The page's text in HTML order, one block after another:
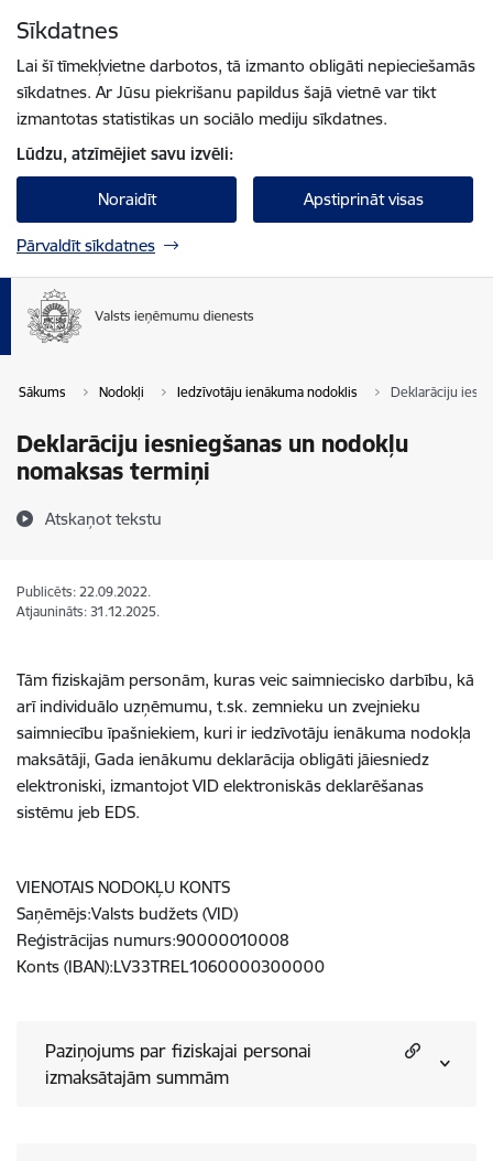
Sīkdatnes
Lai šī tīmekļvietne darbotos, tā izmanto obligāti nepieciešamās
sīkdatnes. Ar Jūsu piekrišanu papildus šajā vietnē var tikt
izmantotas statistikas un sociālo mediju sīkdatnes.
Lūdzu, atzīmējiet savu izvēli:
Noraidīt Apstiprināt visas
Pārvaldīt sīkdatnes
Sākums Nodokļi Iedzīvotāju ienākuma nodoklis Deklarāciju
Deklarāciju iesniegšanas un nodokļu
nomaksas termiņi
Atskaņot tekstu
Publicēts: 22.09.2022.
Atjaunināts: 31.12.2025.
Tām fiziskajām personām, kuras veic saimniecisko darbību, kā
arī individuālo uzņēmumu, t.sk. zemnieku un zvejnieku
saimniecību īpašniekiem, kuri ir iedzīvotāju ienākuma nodokļa
maksātāji, Gada ienākumu deklarācija obligāti jāiesniedz
elektroniski, izmantojot VID elektroniskās deklarēšanas
sistēmu jeb EDS.
VIENOTAIS NODOKĻU KONTS
Saņēmējs:Valsts budžets (VID)
Reģistrācijas numurs:90000010008
Konts (IBAN):LV33TREL1060000300000
Paziņojums par fiziskajai personai
izmaksātajām summām